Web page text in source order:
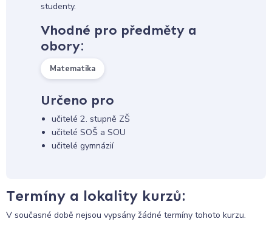
studenty.
Vhodné pro předměty a
obory:
Matematika
Určeno pro
učitelé 2. stupně ZŠ
učitelé SOŠ a SOU
učitelé gymnázií
Termíny a lokality kurzů:
V současné době nejsou vypsány žádné termíny tohoto kurzu.